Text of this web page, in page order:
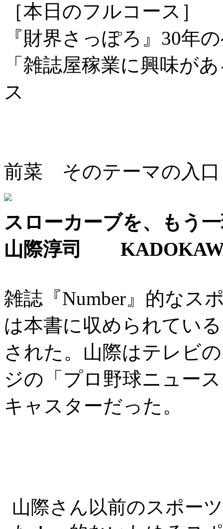
［本日のフルコース］
『財界さっぽろ』30年
「雑誌屋稼業に興味が
ス
前菜 そのテーマの入口
スローカーブを、もう
山際淳司
雑誌『Number』的なス
は本書に収められてい
された。山際はテレビ
ジの「プロ野球ニュー
キャスターだった。
山際さん以前のスポー